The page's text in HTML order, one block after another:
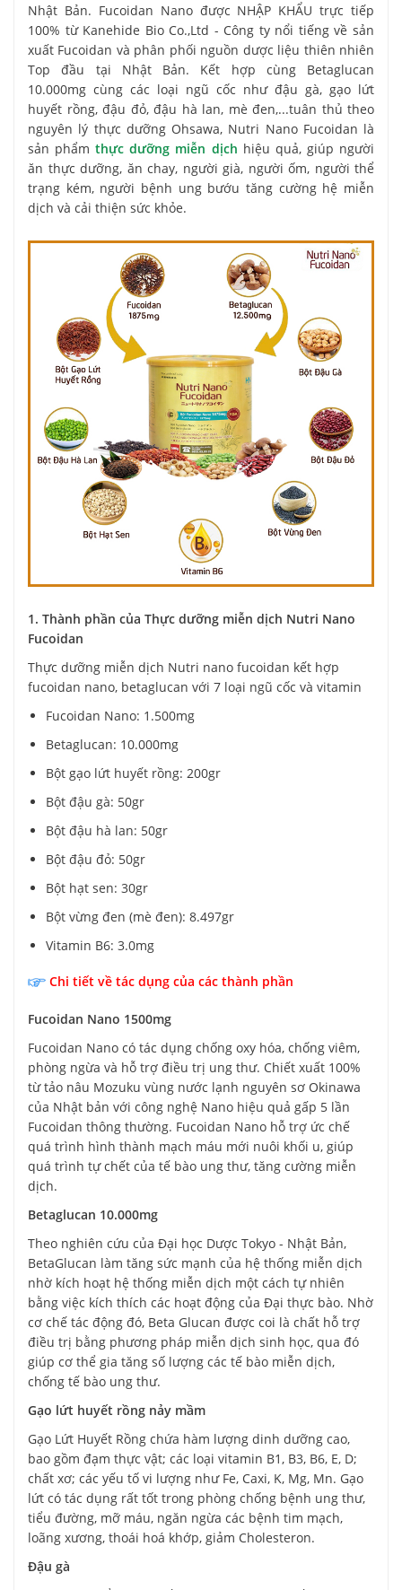
Nhật Bản. Fucoidan Nano được NHẬP KHẨU trực tiếp
100% từ Kanehide Bio Co.,Ltd - Công ty nổi tiếng về sản
xuất Fucoidan và phân phối nguồn dược liệu thiên nhiên
Top đầu tại Nhật Bản. Kết hợp cùng Betaglucan
10.000mg cùng các loại ngũ cốc như đậu gà, gạo lứt
huyết rồng, đậu đỏ, đậu hà lan, mè đen,...tuân thủ theo
nguyên lý thực dưỡng Ohsawa, Nutri Nano Fucoidan là
sản phẩmthực dưỡng miễn dịch hiệu quả, giúp người
ăn thực dưỡng, ăn chay, người già, người ốm, người thể
trạng kém, người bệnh ung bướu tăng cường hệ miễn
dịch và cải thiện sức khỏe.
1. Thành phần của Thực dưỡng miễn dịch Nutri Nano
Fucoidan
Thực dưỡng miễn dịch Nutri nano fucoidan kết hợp
fucoidan nano, betaglucan với 7 loại ngũ cốc và vitamin
Fucoidan Nano: 1.500mg
Betaglucan: 10.000mg
Bột gạo lứt huyết rồng: 200gr
Bột đậu gà: 50gr
Bột đậu hà lan: 50gr
Bột đậu đỏ: 50gr
Bột hạt sen: 30gr
Bột vừng đen (mè đen): 8.497gr
Vitamin B6: 3.0mg
Chi tiết về tác dụng của các thành phần
Fucoidan Nano 1500mg
Fucoidan Nano có tác dụng chống oxy hóa, chống viêm,
phòng ngừa và hỗ trợ điều trị ung thư. Chiết xuất 100%
từ tảo nâu Mozuku vùng nước lạnh nguyên sơ Okinawa
của Nhật bản với công nghệ Nano hiệu quả gấp 5 lần
Fucoidan thông thường. Fucoidan Nano hỗ trợ ức chế
quá trình hình thành mạch máu mới nuôi khối u, giúp
quá trình tự chết của tế bào ung thư, tăng cường miễn
dịch.
Betaglucan 10.000mg
Theo nghiên cứu của Đại học Dược Tokyo - Nhật Bản,
BetaGlucan làm tăng sức mạnh của hệ thống miễn dịch
nhờ kích hoạt hệ thống miễn dịch một cách tự nhiên
bằng việc kích thích các hoạt động của Đại thực bào. Nhờ
cơ chế tác động đó, Beta Glucan được coi là chất hỗ trợ
điều trị bằng phương pháp miễn dịch sinh học, qua đó
giúp cơ thể gia tăng số lượng các tế bào miễn dịch,
chống tế bào ung thư.
Gạo lứt huyết rồng nảy mầm
Gạo Lứt Huyết Rồng chứa hàm lượng dinh dưỡng cao,
bao gồm đạm thực vật; các loại vitamin B1, B3, B6, E, D;
chất xơ; các yếu tố vi lượng như Fe, Caxi, K, Mg, Mn. Gạo
lứt có tác dụng rất tốt trong phòng chống bệnh ung thư,
tiểu đường, mỡ máu, ngăn ngừa các bệnh tim mạch,
loãng xương, thoái hoá khớp, giảm Cholesteron.
Đậu gà